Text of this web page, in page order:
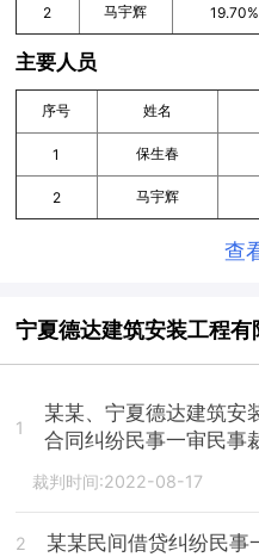
2 马宇辉 19.70%
主要人员
序号 姓名
1 保生春
2 马宇辉
查
宁夏德达建筑安装工程
1
某某、宁夏德达建筑安
合同纠纷民事一审民事
裁判时间:2022-08-17
2 某某民间借贷纠纷民事